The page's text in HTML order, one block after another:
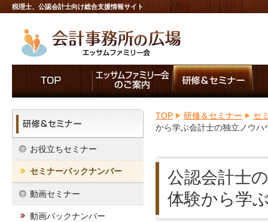
税理士、公認会計士向け総合支援情報サイト
お役立ちセミナー
セミナーバックナンバー
動画セミナー
動画バックナンバー
TOP 研修＆セミナー
セ
から学ぶ会計士の独立ノウハ
公認会計士
体験から学